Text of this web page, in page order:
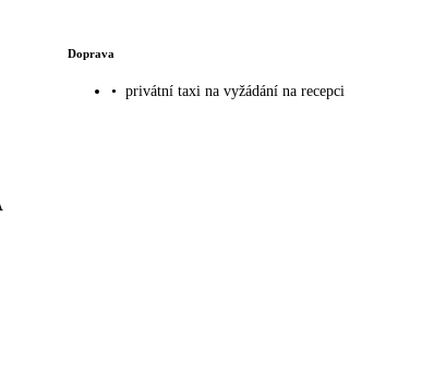
Doprava
• privátní taxi na vyžádání na recepci